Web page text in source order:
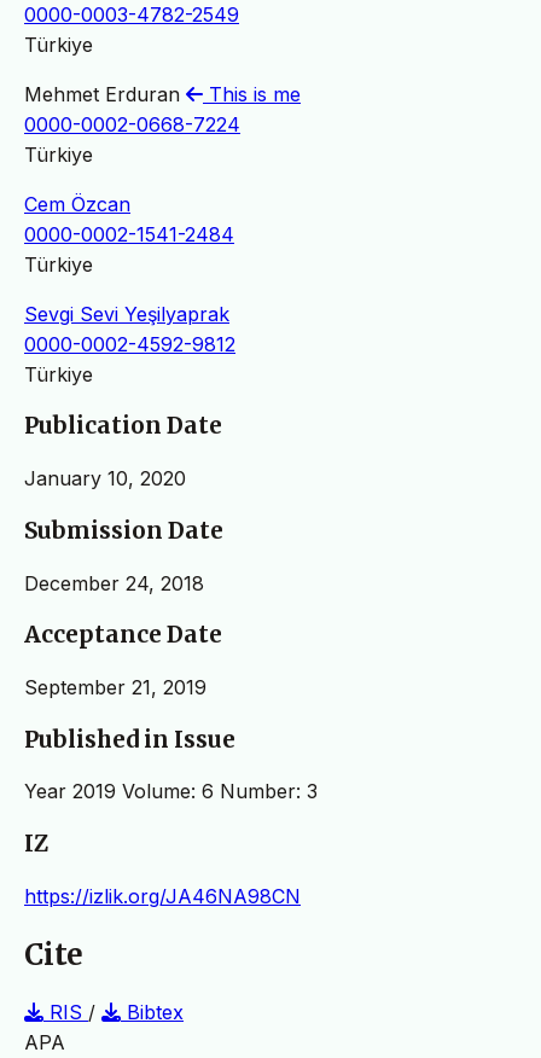
0000-0003-4782-2549
Türkiye
Mehmet Erduran
This is me
0000-0002-0668-7224
Türkiye
Cem Özcan
0000-0002-1541-2484
Türkiye
Sevgi Sevi Yeşilyaprak
0000-0002-4592-9812
Türkiye
Publication Date
January 10, 2020
Submission Date
December 24, 2018
Acceptance Date
September 21, 2019
Published in Issue
Year 2019 Volume: 6 Number: 3
IZ
https://izlik.org/JA46NA98CN
Cite
RIS /
Bibtex
APA